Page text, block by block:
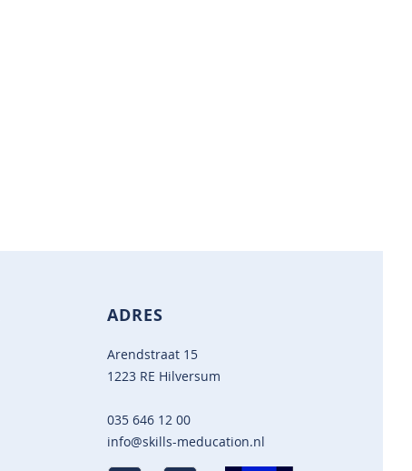
ADRES
Arendstraat 15
1223 RE Hilversum
035 646 12 00
info@skills-meducation.nl